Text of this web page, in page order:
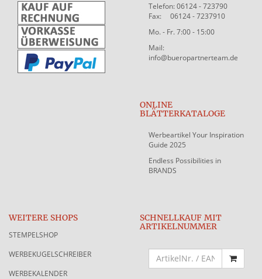
Telefon: 06124 - 723790
Fax: 06124 - 7237910
Mo. - Fr. 7:00 - 15:00
Mail:
info@bueropartnerteam.de
ONLINE
BLÄTTERKATALOGE
Werbeartikel Your Inspiration
Guide 2025
Endless Possibilities in
BRANDS
WEITERE SHOPS
STEMPELSHOP
WERBEKUGELSCHREIBER
WERBEKALENDER
SCHNELLKAUF MIT
ARTIKELNUMMER